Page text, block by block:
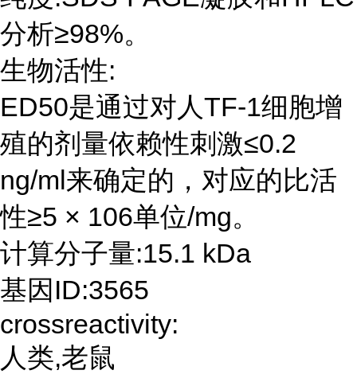
分析≥98%。
生物活性:
ED50是通过对人TF-1细胞增
殖的剂量依赖性刺激≤0.2
ng/ml来确定的，对应的比活
性≥5 × 106单位/mg。
计算分子量:15.1 kDa
基因ID:3565
crossreactivity:
人类,老鼠